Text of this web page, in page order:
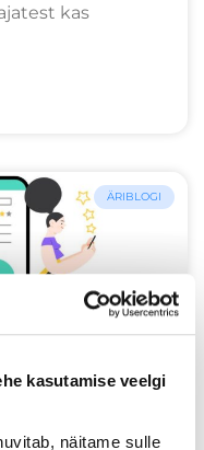
kasutamise veelgi
näitame sulle
kas
ÄRIBLOGI